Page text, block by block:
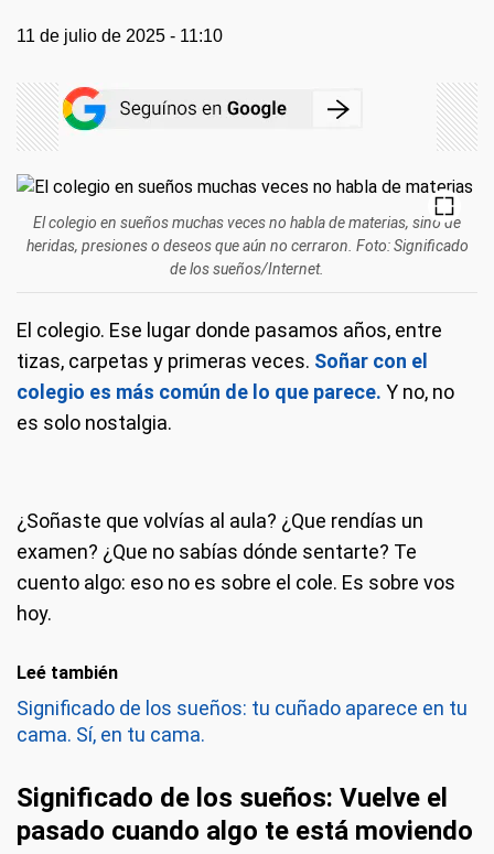
11 de julio de 2025 - 11:10
El colegio en sueños muchas veces no habla de materias, sino de
heridas, presiones o deseos que aún no cerraron. Foto: Significado
de los sueños/Internet.
El colegio. Ese lugar donde pasamos años, entre
tizas, carpetas y primeras veces. Soñar con el
colegio es más común de lo que parece. Y no, no
es solo nostalgia.
¿Soñaste que volvías al aula? ¿Que rendías un
examen? ¿Que no sabías dónde sentarte? Te
cuento algo: eso no es sobre el cole. Es sobre vos
hoy.
Leé también
Significado de los sueños: tu cuñado aparece en tu
cama. Sí, en tu cama.
Significado de los sueños: Vuelve el
pasado cuando algo te está moviendo